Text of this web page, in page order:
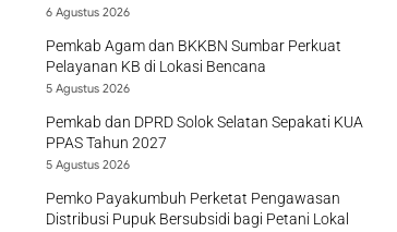
6 Agustus 2026
Pemkab Agam dan BKKBN Sumbar Perkuat
Pelayanan KB di Lokasi Bencana
5 Agustus 2026
Pemkab dan DPRD Solok Selatan Sepakati KUA
PPAS Tahun 2027
5 Agustus 2026
Pemko Payakumbuh Perketat Pengawasan
Distribusi Pupuk Bersubsidi bagi Petani Lokal